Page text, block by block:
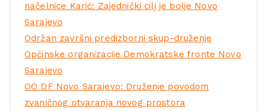
načelnice Karić: Zajednički cilj je bolje Novo
Sarajevo
Održan završni predizborni skup-druženje
Općinske organizacije Demokratske fronte Novo
Sarajevo
OO DF Novo Sarajevo: Druženje povodom
zvaničnog otvaranja novog prostora